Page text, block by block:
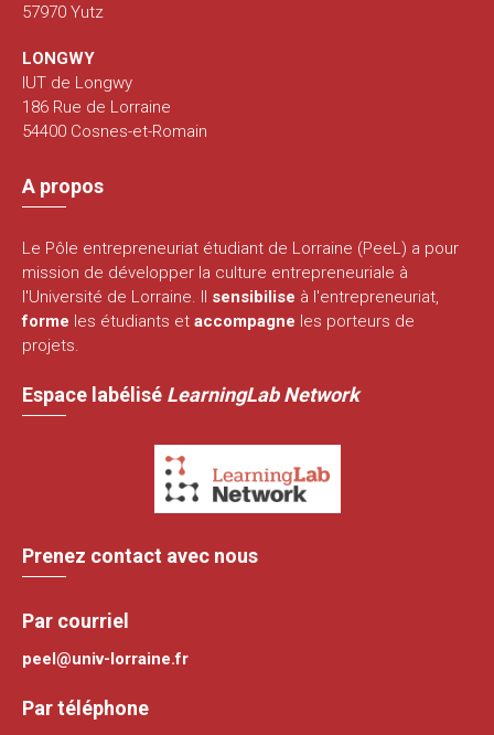
57970 Yutz
LONGWY
IUT de Longwy
186 Rue de Lorraine
54400 Cosnes-et-Romain
A propos
Le Pôle entrepreneuriat étudiant de Lorraine (PeeL) a pour
mission de développer la culture entrepreneuriale à
l'Université de Lorraine. Il sensibilise à l'entrepreneuriat,
forme les étudiants et accompagne les porteurs de
projets.
Espace labélisé LearningLab Network
Prenez contact avec nous
Par courriel
peel@univ-lorraine.fr
Par téléphone